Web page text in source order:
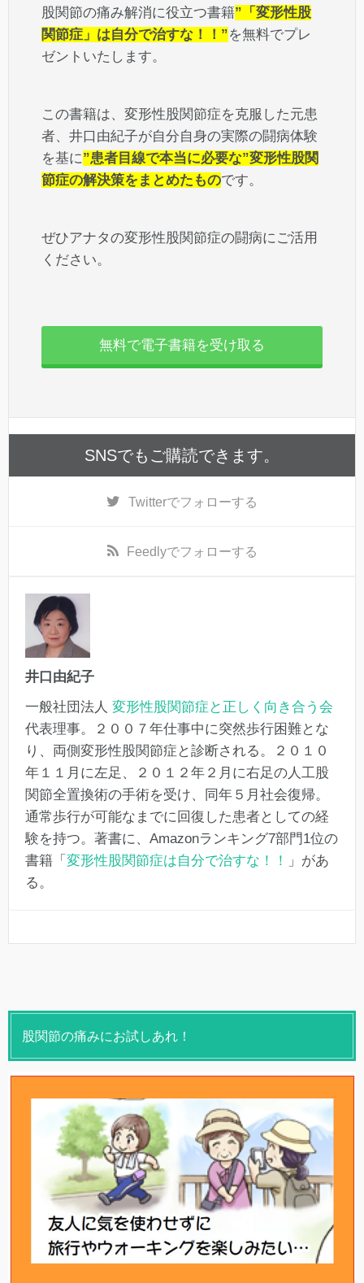
股関節の痛み解消に役立つ書籍”「変形性股
関節症」は自分で治すな！！”を無料でプレ
ゼントいたします。
この書籍は、変形性股関節症を克服した元患
者、井口由紀子が自分自身の実際の闘病体験
を基に”患者目線で本当に必要な”変形性股関
節症の解決策をまとめたものです。
ぜひアナタの変形性股関節症の闘病にご活用
ください。
無料で電子書籍を受け取る
SNSでもご購読できます。
Twitterでフォローする
Feedlyでフォローする
井口由紀子
一般社団法人 変形性股関節症と正しく向き合う会
代表理事。２００７年仕事中に突然歩行困難とな
り、両側変形性股関節症と診断される。２０１０
年１１月に左足、２０１２年２月に右足の人工股
関節全置換術の手術を受け、同年５月社会復帰。
通常歩行が可能なまでに回復した患者としての経
験を持つ。著書に、Amazonランキング7部門1位の
書籍「 変形性股関節症は自分で治すな！！
」があ
る。
股関節の痛みにお試しあれ！